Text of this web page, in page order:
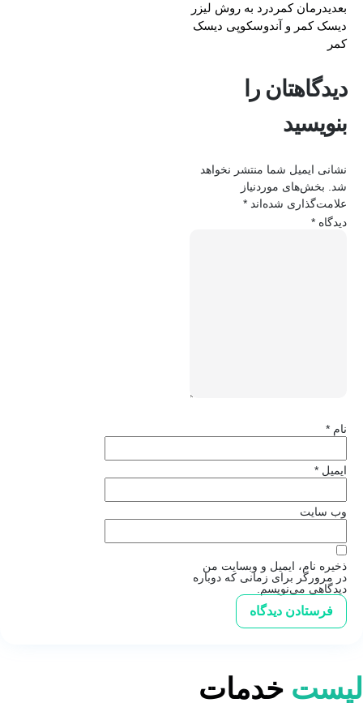
بعدیدرمان کمردرد به روش لیزر
دیسک کمر و آندوسکوپی دیسک
کمر
دیدگاهتان را
بنویسید
نشانی ایمیل شما منتشر نخواهد
شد. بخش‌های موردنیاز
علامت‌گذاری شده‌اند *
دیدگاه *
نام *
ایمیل *
وب‌ سایت
ذخیره نام، ایمیل و وبسایت من
در مرورگر برای زمانی که دوباره
دیدگاهی می‌نویسم.
لیست خدمات